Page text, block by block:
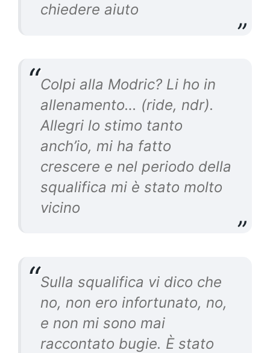
chiedere aiuto
Colpi alla Modric? Li ho in
allenamento… (ride, ndr).
Allegri lo stimo tanto
anch’io, mi ha fatto
crescere e nel periodo della
squalifica mi è stato molto
vicino
Sulla squalifica vi dico che
no, non ero infortunato, no,
e non mi sono mai
raccontato bugie. È stato